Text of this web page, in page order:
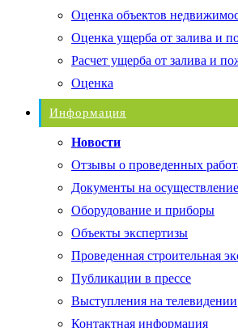
Оценка объектов
Оценка ущерба от залива и
Расчет ущерба от залива и
Оценка
Информация
Новости
Отзывы о проведенных
Документы на осуществление
Оборудование и приборы
Объекты экспертизы
Проведенная строительная
Публикации в прессе
Выступления на телевидении
Контактная информация